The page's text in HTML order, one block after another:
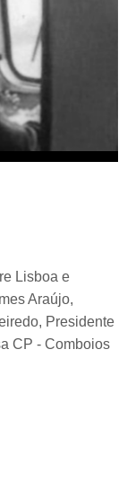
Lisboa e
Araújo,
Presidente
CP - Comboios